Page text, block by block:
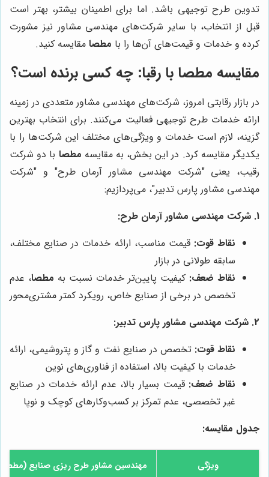
تدوین طرح توجیهی باشد. اما برای اطمینان بیشتر، بهتر است
قبل از انتخاب، با سایر شرکت‌های مهندسی مشاور نیز مشورت
کرده و خدمات و قیمت‌های آن‌ها را با مطصا مقایسه کنید.
مقایسه مطصا با رقبا: چه کسی برنده است؟
در بازار رقابتی امروز، شرکت‌های مهندسی مشاور متعددی در زمینه
ارائه خدمات طرح توجیهی فعالیت می‌کنند. برای انتخاب بهترین
گزینه، لازم است خدمات و ویژگی‌های مختلف این شرکت‌ها را با
یکدیگر مقایسه کرد. در این بخش، به مقایسه مطصا با دو شرکت
رقیب، یعنی "شرکت مهندسی مشاور آرمان طرح" و "شرکت
مهندسی مشاور پارس تدبیر"، می‌پردازیم:
1. شرکت مهندسی مشاور آرمان طرح:
نقاط قوت: قیمت مناسب، ارائه خدمات در صنایع مختلف،
سابقه طولانی در بازار
نقاط ضعف: کیفیت پایین‌تر خدمات نسبت به مطصا، عدم
تخصص در برخی از صنایع خاص، رویکرد کمتر مشتری‌محور
2. شرکت مهندسی مشاور پارس تدبیر:
نقاط قوت: تخصص در صنایع نفت و گاز و پتروشیمی، ارائه
خدمات با کیفیت بالا، استفاده از فناوری‌های نوین
نقاط ضعف: قیمت بسیار بالا، عدم ارائه خدمات در صنایع
غیر تخصصی، عدم تمرکز بر کسب‌وکارهای کوچک و نوپا
جدول مقایسه:
ویژگی مهندسین مشاور طرح ریزی صنایع (مطصا)